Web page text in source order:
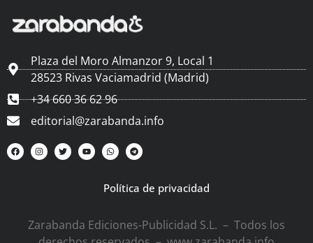
Plaza del Moro Almanzor 9, Local 1
28523 Rivas Vaciamadrid (Madrid)
+34 660 36 62 96
editorial@zarabanda.info
Política de privacidad
Zarabanda Ediciones-Publicidad S.L. – Todos los